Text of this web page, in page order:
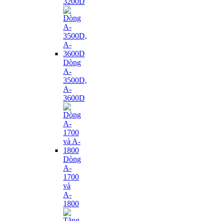
Dòng
A-
3500D,
A-
3600D
Dòng
A-
1700
và
A-
1800